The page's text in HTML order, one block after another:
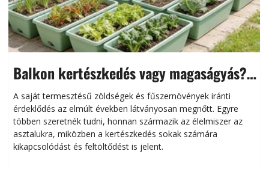
Balkon kertészkedés vagy magaságyás?
Helytakarékos kertészkedés
A saját termesztésű zöldségek és fűszernövények iránti
érdeklődés az elmúlt években látványosan megnőtt. Egyre
többen szeretnék tudni, honnan származik az élelmiszer az
asztalukra, miközben a kertészkedés sokak számára
kikapcsolódást és feltöltődést is jelent.